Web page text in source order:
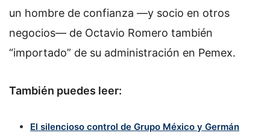
un hombre de confianza —y socio en otros
negocios— de Octavio Romero también
“importado” de su administración en Pemex.
También puedes leer:
El silencioso control de Grupo México y Germán